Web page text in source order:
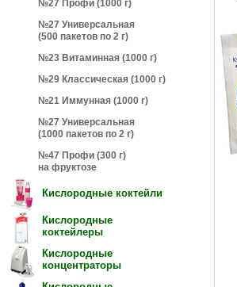
№27 Профи (1000 г)
№27 Универсальная
(500 пакетов по 2 г)
№23 Витаминная (1000 г)
№29 Классическая (1000 г)
№21 Иммунная (1000 г)
№27 Универсальная
(1000 пакетов по 2 г)
№47 Профи (300 г)
на фруктозе
Кислородные коктейли
Кислородные
коктейлеры
Кислородные
концентраторы